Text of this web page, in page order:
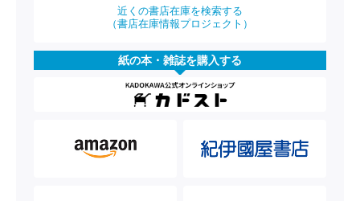
近くの書店在庫を検索する
（書店在庫情報プロジェクト）
紙の本・雑誌を購入する